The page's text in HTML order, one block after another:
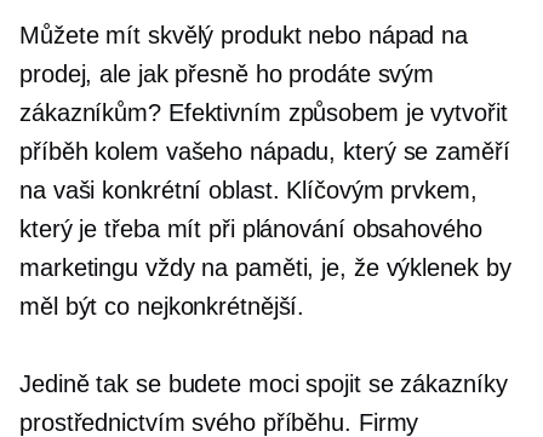
Můžete mít skvělý produkt nebo nápad na
prodej, ale jak přesně ho prodáte svým
zákazníkům? Efektivním způsobem je vytvořit
příběh kolem vašeho nápadu, který se zaměří
na vaši konkrétní oblast. Klíčovým prvkem,
který je třeba mít při plánování obsahového
marketingu vždy na paměti, je, že výklenek by
měl být co nejkonkrétnější.
Jedině tak se budete moci spojit se zákazníky
prostřednictvím svého příběhu. Firmy